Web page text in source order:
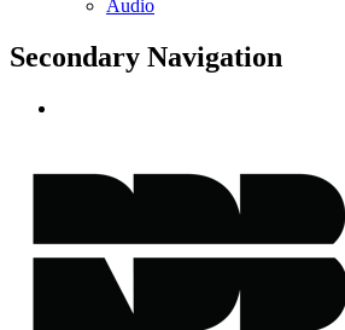
Audio
Secondary Navigation